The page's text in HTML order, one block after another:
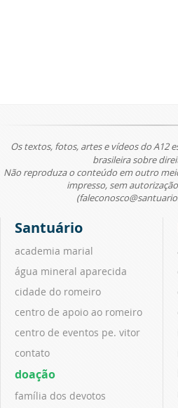
Os textos, fotos, artes e vídeos do A12
brasileira sobre
Não reproduza o conteúdo em outro
impresso, sem
Santuário
academia marial
água mineral aparecida
cidade do romeiro
centro de apoio ao romeiro
centro de eventos pe. vitor
contato
doação
família dos devotos